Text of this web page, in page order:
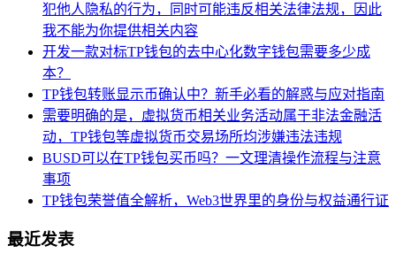
犯他人隐私的行为，同时可能违反相关法律法规，因此
我不能为你提供相关内容
开发一款对标TP钱包的去中心化数字钱包需要多少成
本？
TP钱包转账显示币确认中？新手必看的解惑与应对指南
需要明确的是，虚拟货币相关业务活动属于非法金融活
动，TP钱包等虚拟货币交易场所均涉嫌违法违规
BUSD可以在TP钱包买币吗？一文理清操作流程与注意
事项
TP钱包荣誉值全解析，Web3世界里的身份与权益通行证
最近发表